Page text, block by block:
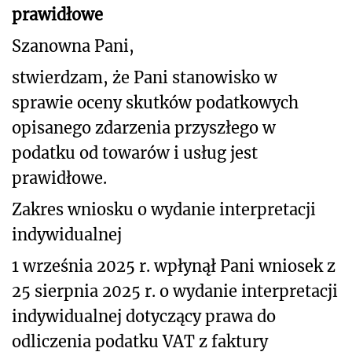
prawidłowe
Szanowna Pani,
stwierdzam, że Pani stanowisko w
sprawie oceny skutków podatkowych
opisanego zdarzenia przyszłegow
podatku od towarów i usług jest
prawidłowe.
Zakres wniosku o wydanie interpretacji
indywidualnej
1 września 2025 r. wpłynął Pani wniosek z
25 sierpnia 2025 r. o wydanie interpretacji
indywidualnej dotyczący prawa do
odliczenia podatku VAT z faktury